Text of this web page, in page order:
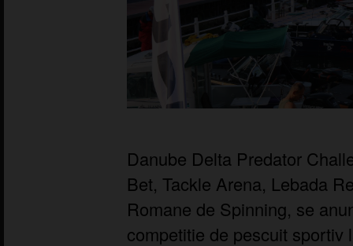
Danube Delta Predator
Bet, Tackle Arena, Lebada
Romane de Spinning, se
competitie de pescuit sportiv